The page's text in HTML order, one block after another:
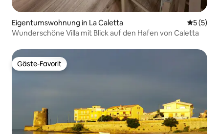
Eigentumswohnung in La Caletta
5 (5)
Wunderschöne Villa mit Blick auf den Hafen von Caletta
Gäste-Favorit
Gäste-Favorit